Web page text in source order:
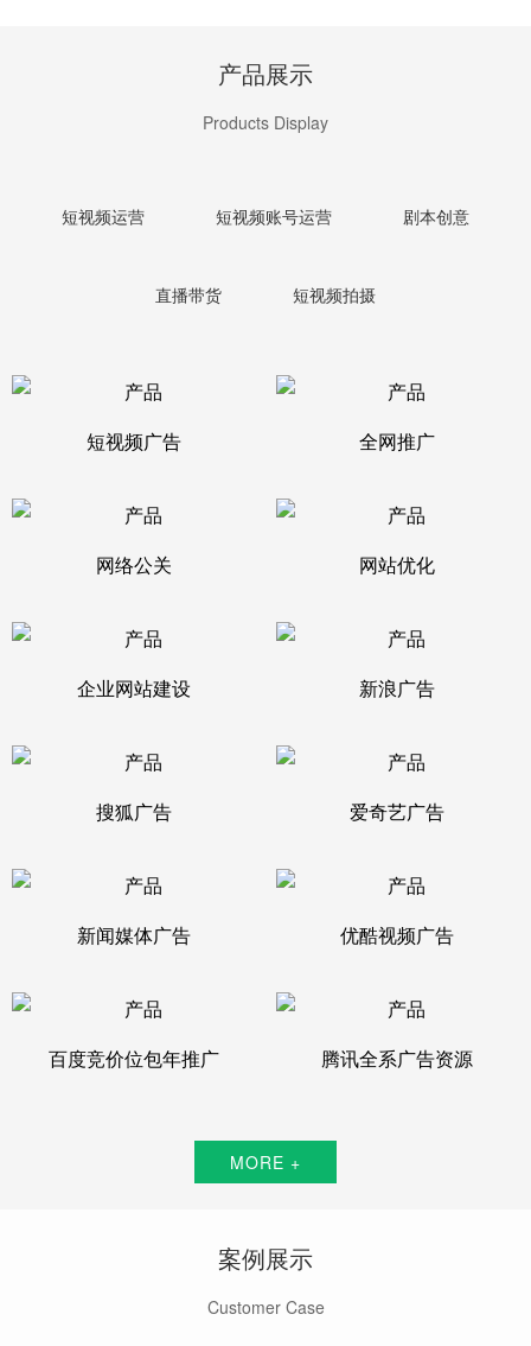
产品展示
Products Display
短视频运营 短视频账号运营 剧本创意
直播带货 短视频拍摄
短视频广告 全网推广
网络公关 网站优化
企业网站建设 新浪广告
搜狐广告 爱奇艺广告
新闻媒体广告 优酷视频广告
百度竞价位包年推广 腾讯全系广告资源
MORE +
案例展示
Customer Case